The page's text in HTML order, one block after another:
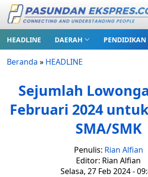
HEADLINE DAERAH PENDIDIKAN
Beranda » HEADLINE
Sejumlah
Februari 2024
SMA/SMK
Penulis: Rian Alfian
Editor: Rian Alfian
Selasa, 27 Feb 2024 -